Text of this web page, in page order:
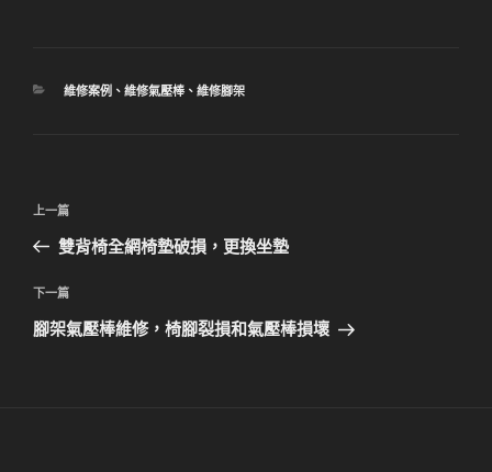
分
維修案例 、 維修氣壓棒、 維修腳架
文
導
覽
上
一
文
章
上一篇
雙背椅全網椅墊破損，更換坐墊
下
一
下一篇
腳架氣壓棒維修，椅腳裂損和氣壓棒損壞